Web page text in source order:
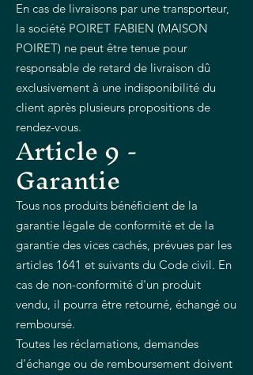
En cas de livraisons par une transporteur,
la société POIRET FABIEN (MAISON
POIRET) ne peut être tenue pour
responsable de retard de livraison dû
exclusivement à une indisponibilité du
client après plusieurs propositions de
rendez-vous.
Article 9 -
Garantie
Tous nos produits bénéficient de la
garantie légale de conformité et de la
garantie des vices cachés, prévues par les
articles 1641 et suivants du Code civil. En
cas de non-conformité d'un produit
vendu, il pourra être retourné, échangé ou
remboursé.
Toutes les réclamations, demandes
d'échange ou de remboursement doivent